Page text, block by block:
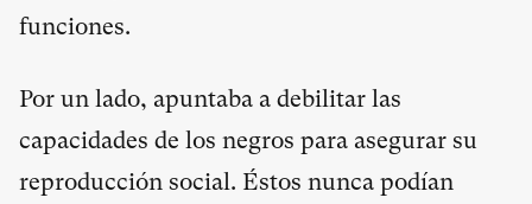
funciones.
Por un lado, apuntaba a debilitar las
capacidades de los negros para asegurar su
reproducción social. Éstos nunca podían